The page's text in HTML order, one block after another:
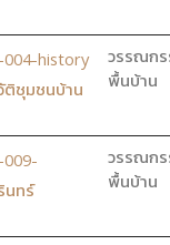
004-history
ติชุมชนบ้าน
วรรณกร
พื้นบ้าน
009-
นทร์
วรรณกร
พื้นบ้าน